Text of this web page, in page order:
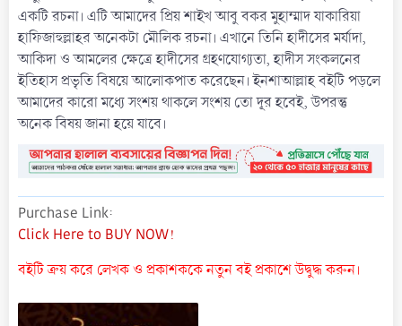
একটি রচনা। এটি আমাদের প্রিয় শাইখ আবু বকর মুহাম্মাদ যাকারিয়া
হাফিজাহুল্লাহর অনেকটা মৌলিক রচনা। এখানে তিনি হাদীসের মর্যাদা,
আকিদা ও আমলের ক্ষেত্রে হাদীসের গ্রহণযোগ্যতা, হাদীস সংকলনের
ইতিহাস প্রভৃতি বিষয়ে আলোকপাত করেছেন। ইনশাআল্লাহ বইটি পড়লে
আমাদের কারো মধ্যে সংশয় থাকলে সংশয় তো দূর হবেই, উপরন্তু
অনেক বিষয় জানা হয়ে যাবে।
Purchase Link
Click Here to BUY NOW!
বইটি ক্রয় করে লেখক ও প্রকাশককে নতুন বই প্রকাশে উদ্বুদ্ধ করুন।